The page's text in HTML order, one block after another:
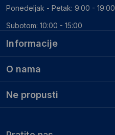
Informacije
O nama
Ne propusti
Ponedeljak - Petak: 9:00 - 19:00
Subotom: 10:00 - 15:00